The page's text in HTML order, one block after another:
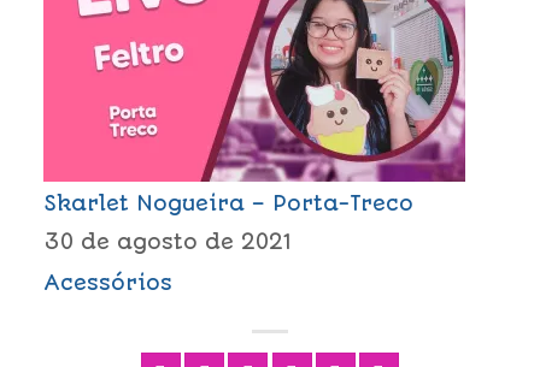
Skarlet Nogueira – Porta-Treco
30 de agosto de 2021
Acessórios